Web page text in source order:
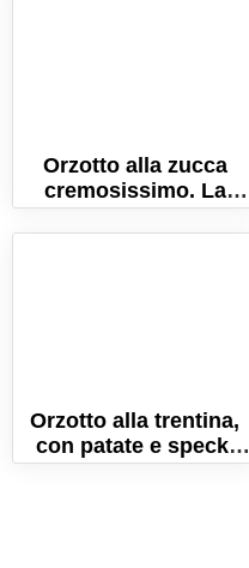
Orzotto alla zucca
cremosissimo. La
ricetta facile pronta in
pochi minuti!
Orzotto alla trentina,
con patate e speck.
Ricetta originale